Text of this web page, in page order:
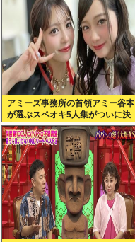
アミーズ事務所の首領アミー谷本
が選ぶスペオキ5人集がついに決
定してしまう